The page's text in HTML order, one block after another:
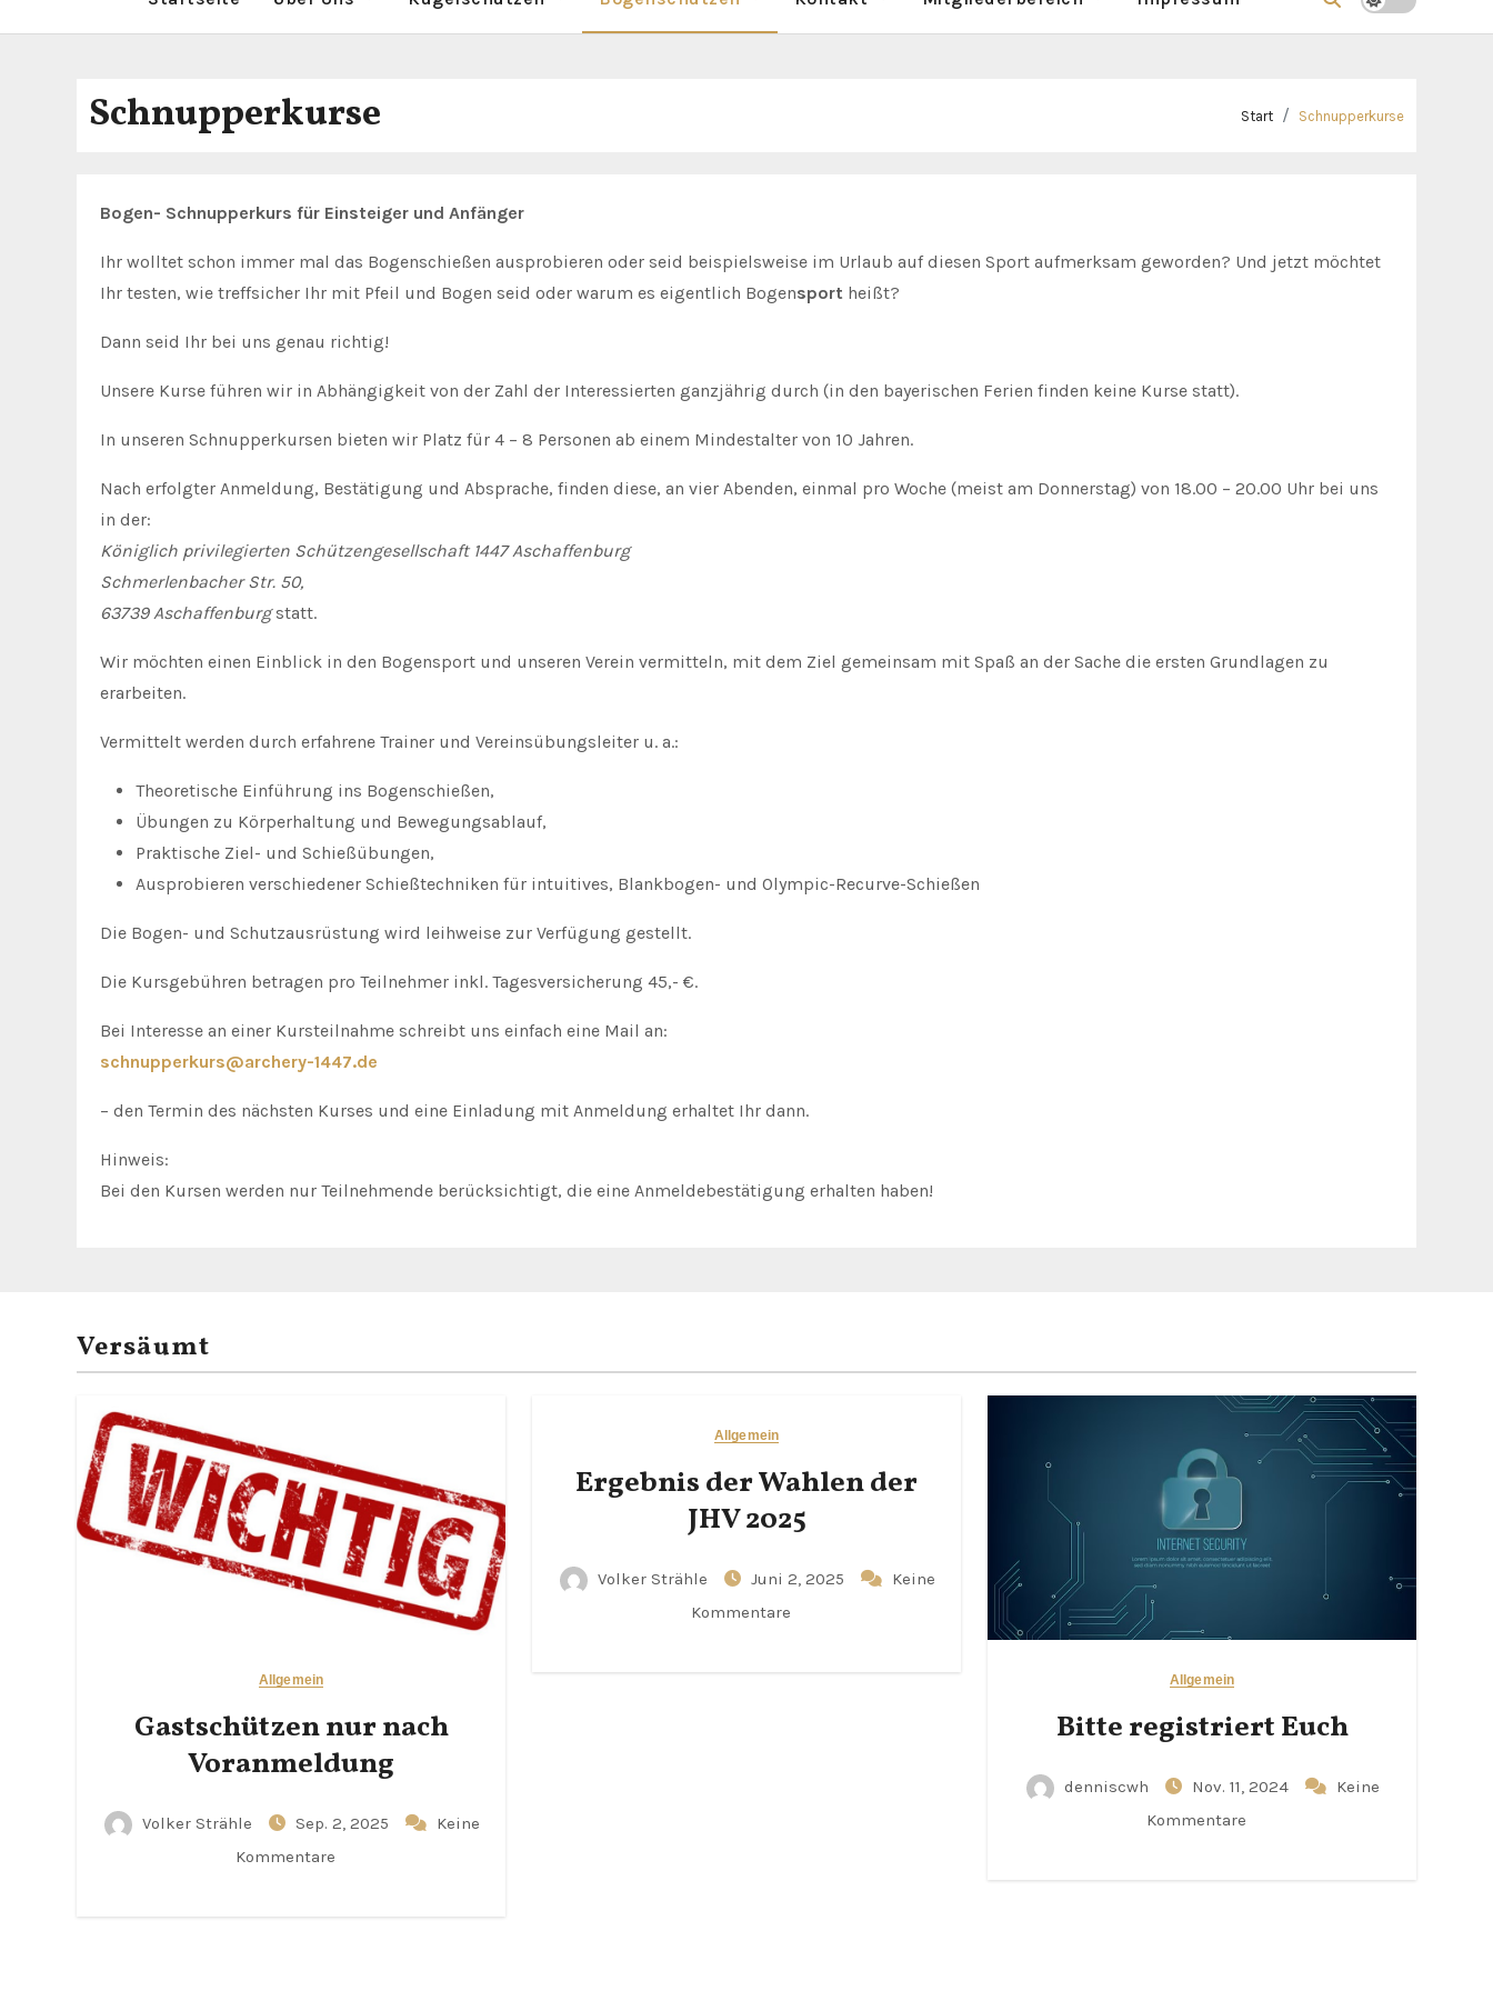
Schnupperkurse Start Schnupperkurse
Bogen- Schnupperkurs für Einsteiger und Anfänger
Ihr wolltet schon immer mal das Bogenschießen ausprobieren oder seid beispielsweise im Urlaub auf diesen Sport aufmerksam geworden? Und jetzt möchtet
Ihr testen, wie treffsicher Ihr mit Pfeil und Bogen seid oder warum es eigentlich Bogensport heißt?
Dann seid Ihr bei uns genau richtig!
Unsere Kurse führen wir in Abhängigkeit von der Zahl der Interessierten ganzjährig durch (in den bayerischen Ferien finden keine Kurse statt).
In unseren Schnupperkursen bieten wir Platz für 4 – 8 Personen ab einem Mindestalter von 10 Jahren.
Nach erfolgter Anmeldung, Bestätigung und Absprache, finden diese, an vier Abenden, einmal pro Woche (meist am Donnerstag) von 18.00 – 20.00 Uhr bei uns
in der:
Königlich privilegierten Schützengesellschaft 1447 Aschaffenburg
Schmerlenbacher Str. 50,
63739 Aschaffenburgstatt.
Wir möchten einen Einblick in den Bogensport und unseren Verein vermitteln, mit dem Ziel gemeinsam mit Spaß an der Sache die ersten Grundlagen zu
erarbeiten.
Vermittelt werden durch erfahrene Trainer und Vereinsübungsleiter u. a.:
Theoretische Einführung ins Bogenschießen,
Übungen zu Körperhaltung und Bewegungsablauf,
Praktische Ziel- und Schießübungen,
Ausprobieren verschiedener Schießtechniken für intuitives, Blankbogen- und Olympic-Recurve-Schießen
Die Bogen- und Schutzausrüstung wird leihweise zur Verfügung gestellt.
Die Kursgebühren betragen pro Teilnehmer inkl. Tagesversicherung 45,- €.
Bei Interesse an einer Kursteilnahme schreibt uns einfach eine Mail an:
schnupperkurs@archery-1447.de
– den Termin des nächsten Kurses und eine Einladung mit Anmeldung erhaltet Ihr dann.
Hinweis:
Bei den Kursen werden nur Teilnehmende berücksichtigt, die eine Anmeldebestätigung erhalten haben!
Versäumt
Allgemein
Gastschützen nur nach
Voranmeldung
Volker Strähle Sep. 2, 2025
Keine
Kommentare
Allgemein
Ergebnis der Wahlen der
JHV 2025
Volker Strähle Juni 2, 2025
Keine
Kommentare
Allgemein
Bitte registriert Euch
denniscwh Nov. 11, 2024
Keine
Kommentare